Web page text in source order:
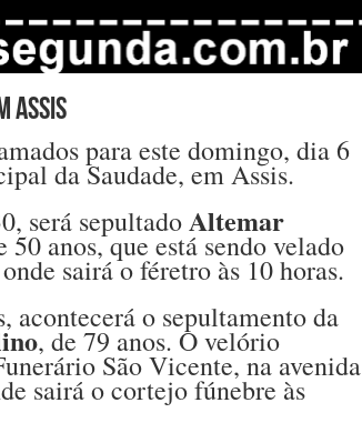
Assis
para este domingo, dia 6
da Saudade, em Assis.
será sepultadoAltemar
50 anos, que está sendo velado
sairá o féretro às 10 horas.
acontecerá o sepultamento da
, de 79 anos. O velório
São Vicente, na avenida
sairá o cortejo fúnebre às